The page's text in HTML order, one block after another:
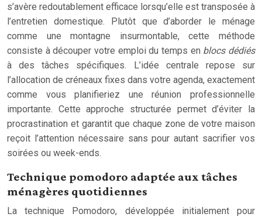
s’avère redoutablement efficace lorsqu’elle est transposée à
l’entretien domestique. Plutôt que d’aborder le ménage
comme une montagne insurmontable, cette méthode
consiste à découper votre emploi du temps en blocs dédiés
à des tâches spécifiques. L’idée centrale repose sur
l’allocation de créneaux fixes dans votre agenda, exactement
comme vous planifieriez une réunion professionnelle
importante. Cette approche structurée permet d’éviter la
procrastination et garantit que chaque zone de votre maison
reçoit l’attention nécessaire sans pour autant sacrifier vos
soirées ou week-ends.
Technique pomodoro adaptée aux tâches
ménagères quotidiennes
La technique Pomodoro, développée initialement pour